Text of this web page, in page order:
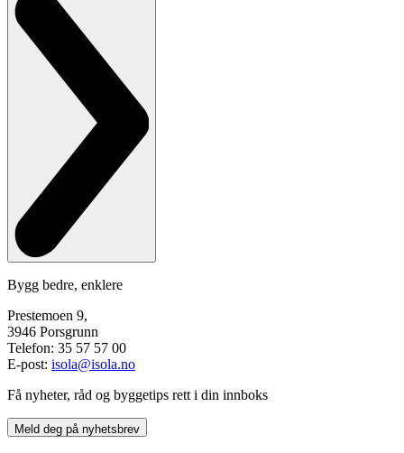
Bygg bedre, enklere
Prestemoen 9,
3946 Porsgrunn
Telefon: 35 57 57 00
E-post: isola@isola.no
Få nyheter, råd og byggetips rett i din innboks
Meld deg på nyhetsbrev